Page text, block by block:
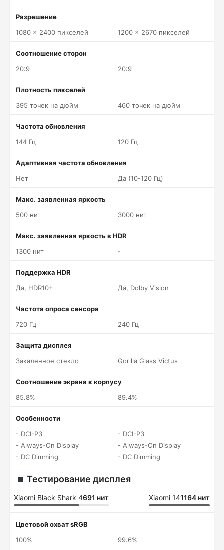
Разрешение
1080 x 2400 пикселей
1200 x 2670 пикселей
Соотношение сторон
20:9
20:9
Плотность пикселей
395 точек на дюйм
460 точек на дюйм
Частота обновления
144 Гц
120 Гц
Адаптивная частота обновления
Нет
Да (10-120 Гц)
Макс. заявленная яркость
500 нит
3000 нит
Макс. заявленная яркость в HDR
1300 нит
-
Поддержка HDR
Да, HDR10+
Да, Dolby Vision
Частота опроса сенсора
720 Гц
240 Гц
Защита дисплея
Закаленное стекло
Gorilla Glass Victus
Соотношение экрана к корпусу
85.8%
89.4%
Особенности
- DCI-P3
- Always-On Display
- DC Dimming
- DCI-P3
- Always-On Display
- DC Dimming
Тестирование дисплея
Xiaomi Black Shark 4691 нит Xiaomi 141164 нит
Цветовой охват sRGB
100%
99.6%